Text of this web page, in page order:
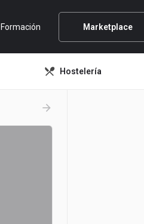
Formación Marketplace
Hostelería
arrow_forward